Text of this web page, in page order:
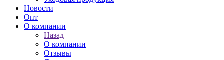
Новости
Опт
О компании
Назад
О компании
Отзывы